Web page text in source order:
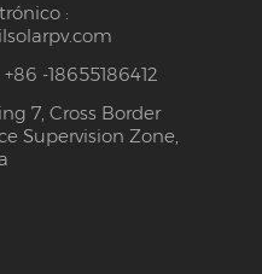
:
+86 -18655186412
7, Cross Border
Supervision Zone,